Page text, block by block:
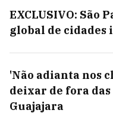
EXCLUSIVO: São
global de
'Não adianta nos
deixar de fora das
Guajajara